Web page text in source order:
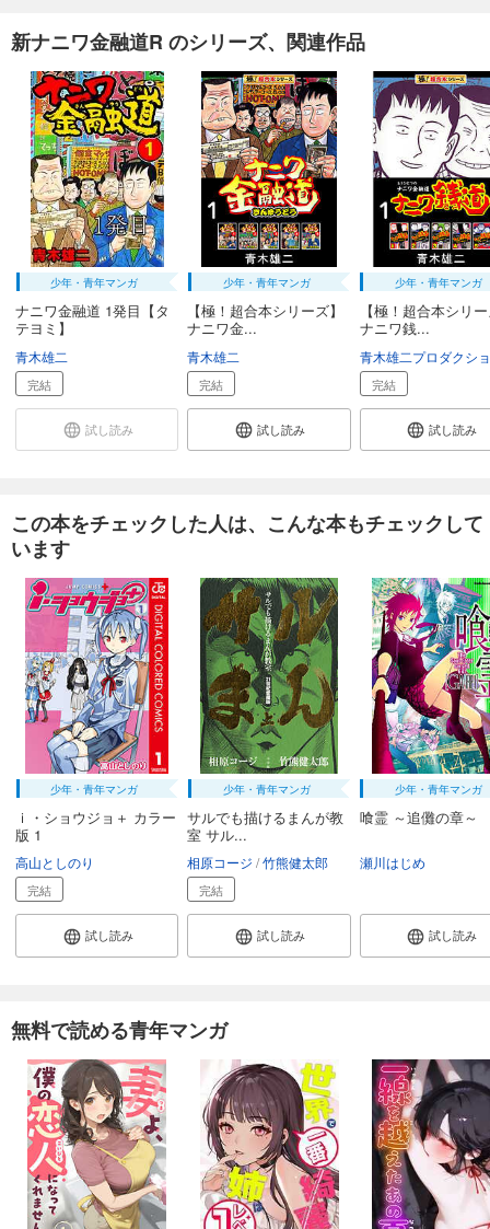
新ナニワ金融道R のシリーズ、関連作品
少年・青年マンガ
ナニワ金融道 1発目【タ
テヨミ】
青木雄二
完結
試し読み
少年・青年マンガ
【極！超合本シリーズ】
ナニワ金...
青木雄二
完結
試し読み
少年・青年マンガ
【極！超合本シリ
ナニワ銭...
完結
試し読み
この本をチェックした人は、こんな本もチェックして
います
少年・青年マンガ
ｉ・ショウジョ＋ カラー
版 1
高山としのり
完結
試し読み
少年・青年マンガ
サルでも描けるまんが教
室 サル...
相原コージ 竹熊健太郎
完結
試し読み
少年・青年マンガ
喰霊 ～追儺の章～
瀬川はじめ
試し読み
無料で読める青年マンガ